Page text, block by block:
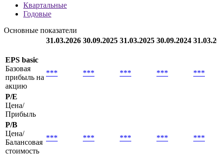
Квартальные
Годовые
Основные показатели
31.03.2026 30.09.2025 31.03.2025 30.09.2024
EPS basic
Базовая
прибыль на
акцию
*** *** *** *** ***
P/E
Цена/
Прибыль
P/B
Цена/
Балансовая
стоимость
*** *** *** *** ***